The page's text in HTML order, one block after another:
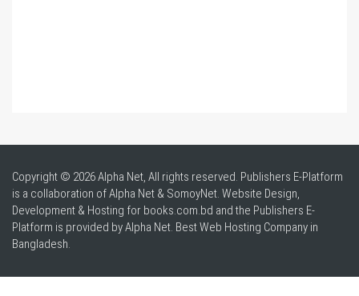
Copyright © 2026 Alpha Net, All rights reserved. Publishers E-Platform
is a collaboration of Alpha Net & SomoyNet. Website Design,
Development & Hosting for books.com.bd and the Publishers E-
Platform is provided by Alpha Net. BestWeb Hosting Company in
Bangladesh.